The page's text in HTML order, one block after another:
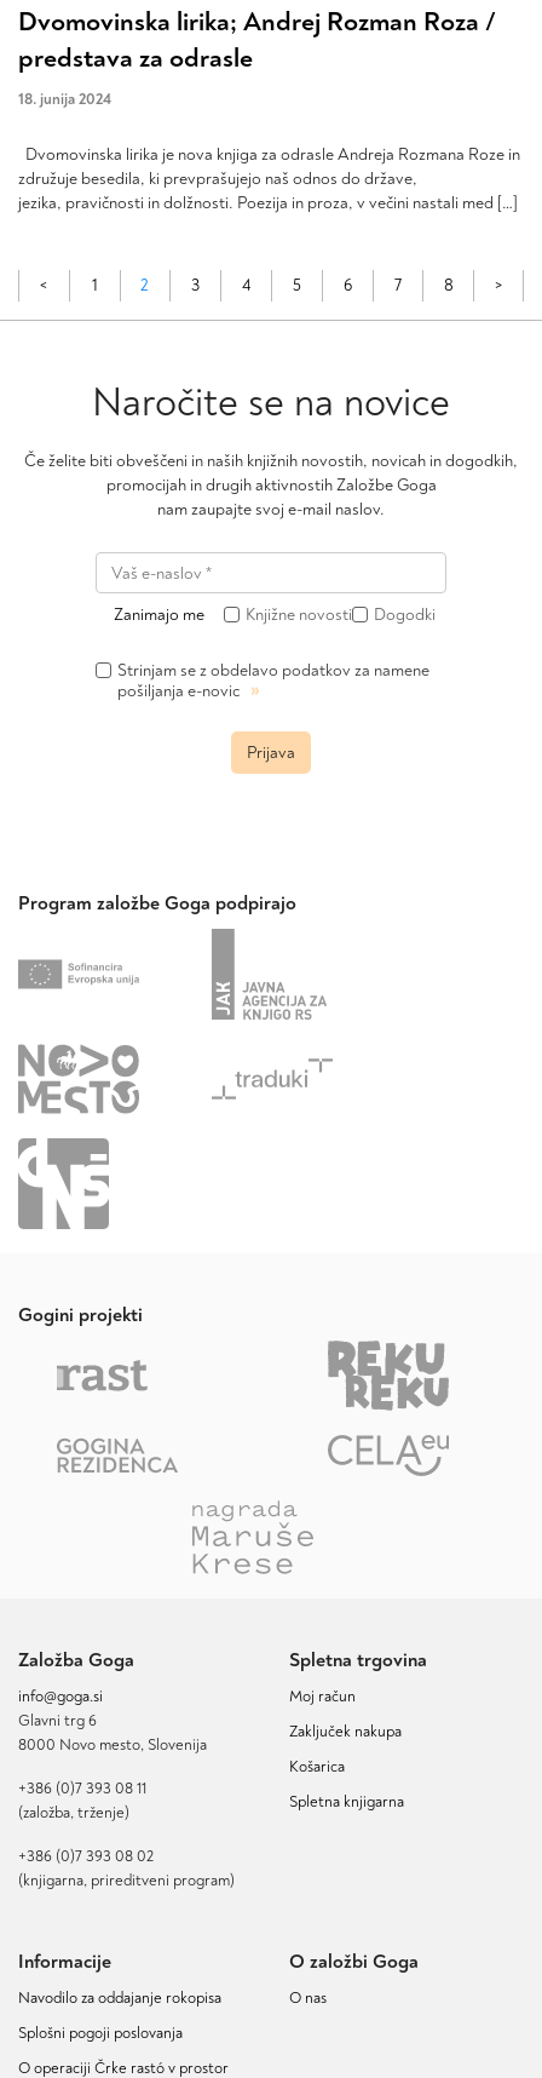
Dvomovinska lirika; Andrej Rozman Roza /
predstava za odrasle
18. junija 2024
Dvomovinska lirika je nova knjiga za odrasle Andreja Rozmana Roze in
združuje besedila, ki prevprašujejo naš odnos do države,
jezika, pravičnosti in dolžnosti. Poezija in proza, v večini nastali med […]
< 1 2 3 4 5 6 7 8 >
Naročite se na novice
Če želite biti obveščeni in naših knjižnih novostih, novicah in dogodkih,
promocijah in drugih aktivnostih Založbe Goga
nam zaupajte svoj e-mail naslov.
Zanimajo me Knjižne novosti Dogodki
Strinjam se z obdelavo podatkov za namene
pošiljanja e-novic »
Prijava
Program založbe Goga podpirajo
Gogini projekti
Založba Goga
info@goga.si
Glavni trg 6
8000 Novo mesto, Slovenija
+386 (0)7 393 08 11
(založba, trženje)
+386 (0)7 393 08 02
(knjigarna, prireditveni program)
Spletna trgovina
Moj račun
Zaključek nakupa
Košarica
Spletna knjigarna
Informacije
Navodilo za oddajanje rokopisa
Splošni pogoji poslovanja
O operaciji Črke rastó v prostor
O založbi Goga
O nas